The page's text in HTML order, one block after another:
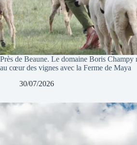
Près de Beaune. Le domaine Boris Champy
au cœur des vignes avec la Ferme de Maya
30/07/2026